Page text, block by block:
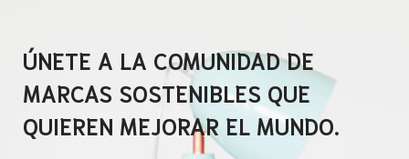
ÚNETE A LA COMUNIDAD DE
MARCAS SOSTENIBLES QUE
QUIEREN MEJORAR EL MUNDO.